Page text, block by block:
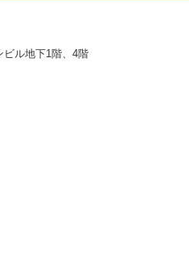
ビル地下1階、4階